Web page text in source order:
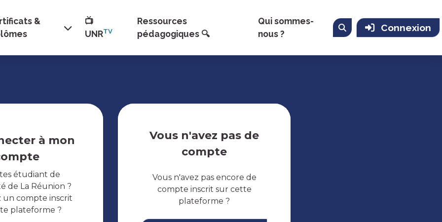
&
📺
UNRTV
Ressources
pédagogiques 🔍
Qui sommes-
nous ?
Connexion
à mon
étudiant de
de La Réunion ?
un compte inscrit
plateforme ?
Vous n'avez pas de
compte
Vous n'avez pas encore de
compte inscrit sur cette
plateforme ?